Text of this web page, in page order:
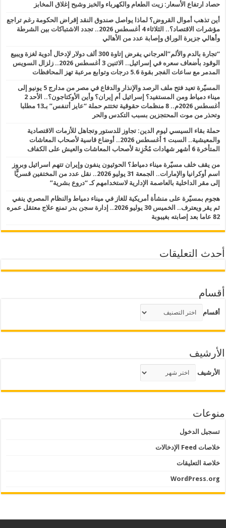
حصاد ارتفاع الأسعار: زيت الطعام والكهرباء والخبز وشبح إغلاق المخابز
أين تذهب أموال القروض؟ لماذا يواصل صندوق النقد إقراض الحكومة رغم تراجع
مؤشرات الاقتصاد؟.. الثلاثاء 4 أغسطس 2026.. تجدد الاشتباكات بين الشرطة
وأهالي جزيرة الوراق وإصابة عدد من الأهالي
“تجارة بالدم والألم”العرجاني يفرض إتاوة 300 ألف دولار لإدخال أدوية لغزة ويبيع
الوقود بأضعاف سعره في إسرائيل.. الاثنين 3 أغسطس 2026.. زلزال السويس
المدمر مع ساعات الفجر بقوة 5.6 درجات وتوابع مرعبة تهز المحافظات
المسيّرة تعيد فتح ملف الرصد والإنذار والدفاع في مصر من مدارج 5 يونيو إلى
ميناء دمياط ومن المستفيد؟ إسرائيل أم إيران؟ وأين الأوكتاجون؟.. الأحد 2
أغسطس 2026م.. 8 منظمات حقوقية تختتم حملة “عايز أتنفس” بـ13 مطلبا
وتحذر من موت المحتجزين بسبب التكدس والحر
حملة بقاء السيسي ليوم الدين: تجاوز للدستور وتجاهل للأزمات الاقتصادية
والمعيشية.. السبت 1 أغسطس 2026.. أوضاع قاسية لأصحاب المعاشات
المتأخرة 6 أشهر شهادات مُحْزِنة لأصحاب المعاشات والعيش على الكفاف
من يقف خلف مسيّرة ميناء دمياط؟ الحوثيون ينفون وإيران تتهم اسرائيل وبروز
اسم أوكرانيا والإمارات.. الجمعة 31 يوليو 2026.. نقل عدد من المختفين قسريًّا
إلى مقر الداخلية بالعاصمة الإدارية لاستخدامهم كـ “دروع بشرية”
هجوم بمسيّرة على منشأة أمريكية للغاز في ميناء دمياط والنظام المصري ينفي
ثم يقر ويعترف.. الخميس 30 يوليو 2026.. إدارة سجن بدر تمنع علاج معتقل عمره
82 عاما بعد إصابته بغيبوبة
أحدث التعليقات
أقسام
أقسام
الأرشيف
الأرشيف
منوعات
تسجيل الدخول
خلاصات Feed الإدخالات
خلاصة التعليقات
WordPress.org